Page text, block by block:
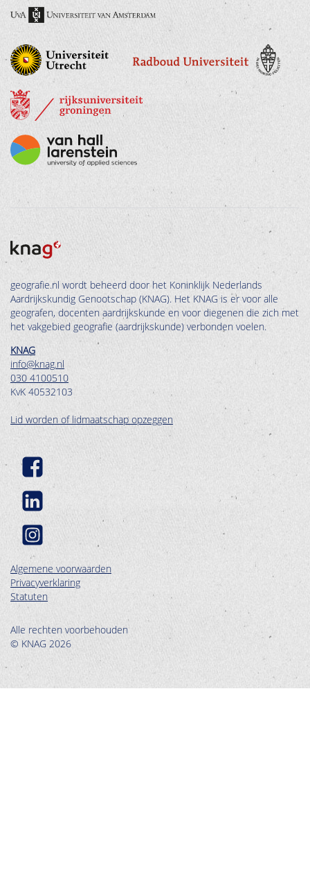
geografie.nl wordt beheerd door het Koninklijk Nederlands
Aardrijkskundig Genootschap (KNAG). Het KNAG is er voor alle
geografen, docenten aardrijkskunde en voor diegenen die zich met
het vakgebied geografie (aardrijkskunde) verbonden voelen.
KNAG
info@knag.nl
030 4100510
KvK 40532103
Lid worden of lidmaatschap opzeggen
Algemene voorwaarden
Privacyverklaring
Statuten
Alle rechten voorbehouden
© KNAG 2026